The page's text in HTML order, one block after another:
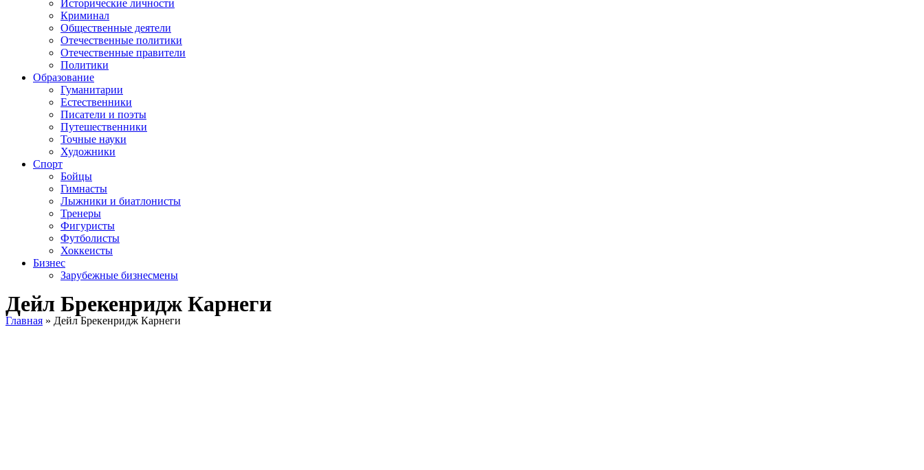
Исторические личности
Криминал
Общественные деятели
Отечественные политики
Отечественные правители
Политики
Образование
Гуманитарии
Естественники
Писатели и поэты
Путешественники
Точные науки
Художники
Спорт
Бойцы
Гимнасты
Лыжники и биатлонисты
Тренеры
Фигуристы
Футболисты
Хоккеисты
Бизнес
Зарубежные бизнесмены
Дейл Брекенридж Карнеги
Главная » Дейл Брекенридж Карнеги